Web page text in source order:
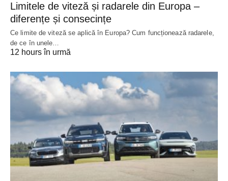
Limitele de viteză și radarele din Europa –
diferențe și consecințe
Ce limite de viteză se aplică în Europa? Cum funcționează radarele,
de ce în unele…
12 hours în urmă